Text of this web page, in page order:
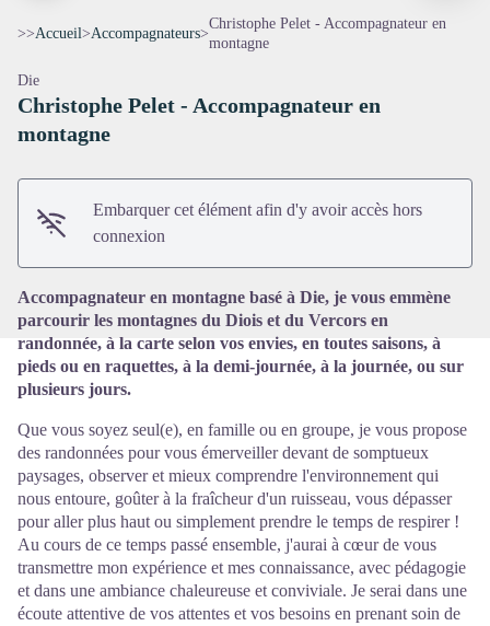
>>Accueil>Accompagnateurs>
Christophe Pelet - Accompagnateur en
montagne
Die
Christophe Pelet - Accompagnateur en
montagne
Embarquer cet élément afin d'y avoir accès hors
connexion
Accompagnateur en montagne basé à Die, je vous emmène
parcourir les montagnes du Diois et du Vercors en
randonnée, à la carte selon vos envies, en toutes saisons, à
pieds ou en raquettes, à la demi-journée, à la journée, ou sur
plusieurs jours.
Que vous soyez seul(e), en famille ou en groupe, je vous propose
des randonnées pour vous émerveiller devant de somptueux
paysages, observer et mieux comprendre l'environnement qui
nous entoure, goûter à la fraîcheur d'un ruisseau, vous dépasser
pour aller plus haut ou simplement prendre le temps de respirer !
Au cours de ce temps passé ensemble, j'aurai à cœur de vous
transmettre mon expérience et mes connaissance, avec pédagogie
et dans une ambiance chaleureuse et conviviale. Je serai dans une
écoute attentive de vos attentes et vos besoins en prenant soin de